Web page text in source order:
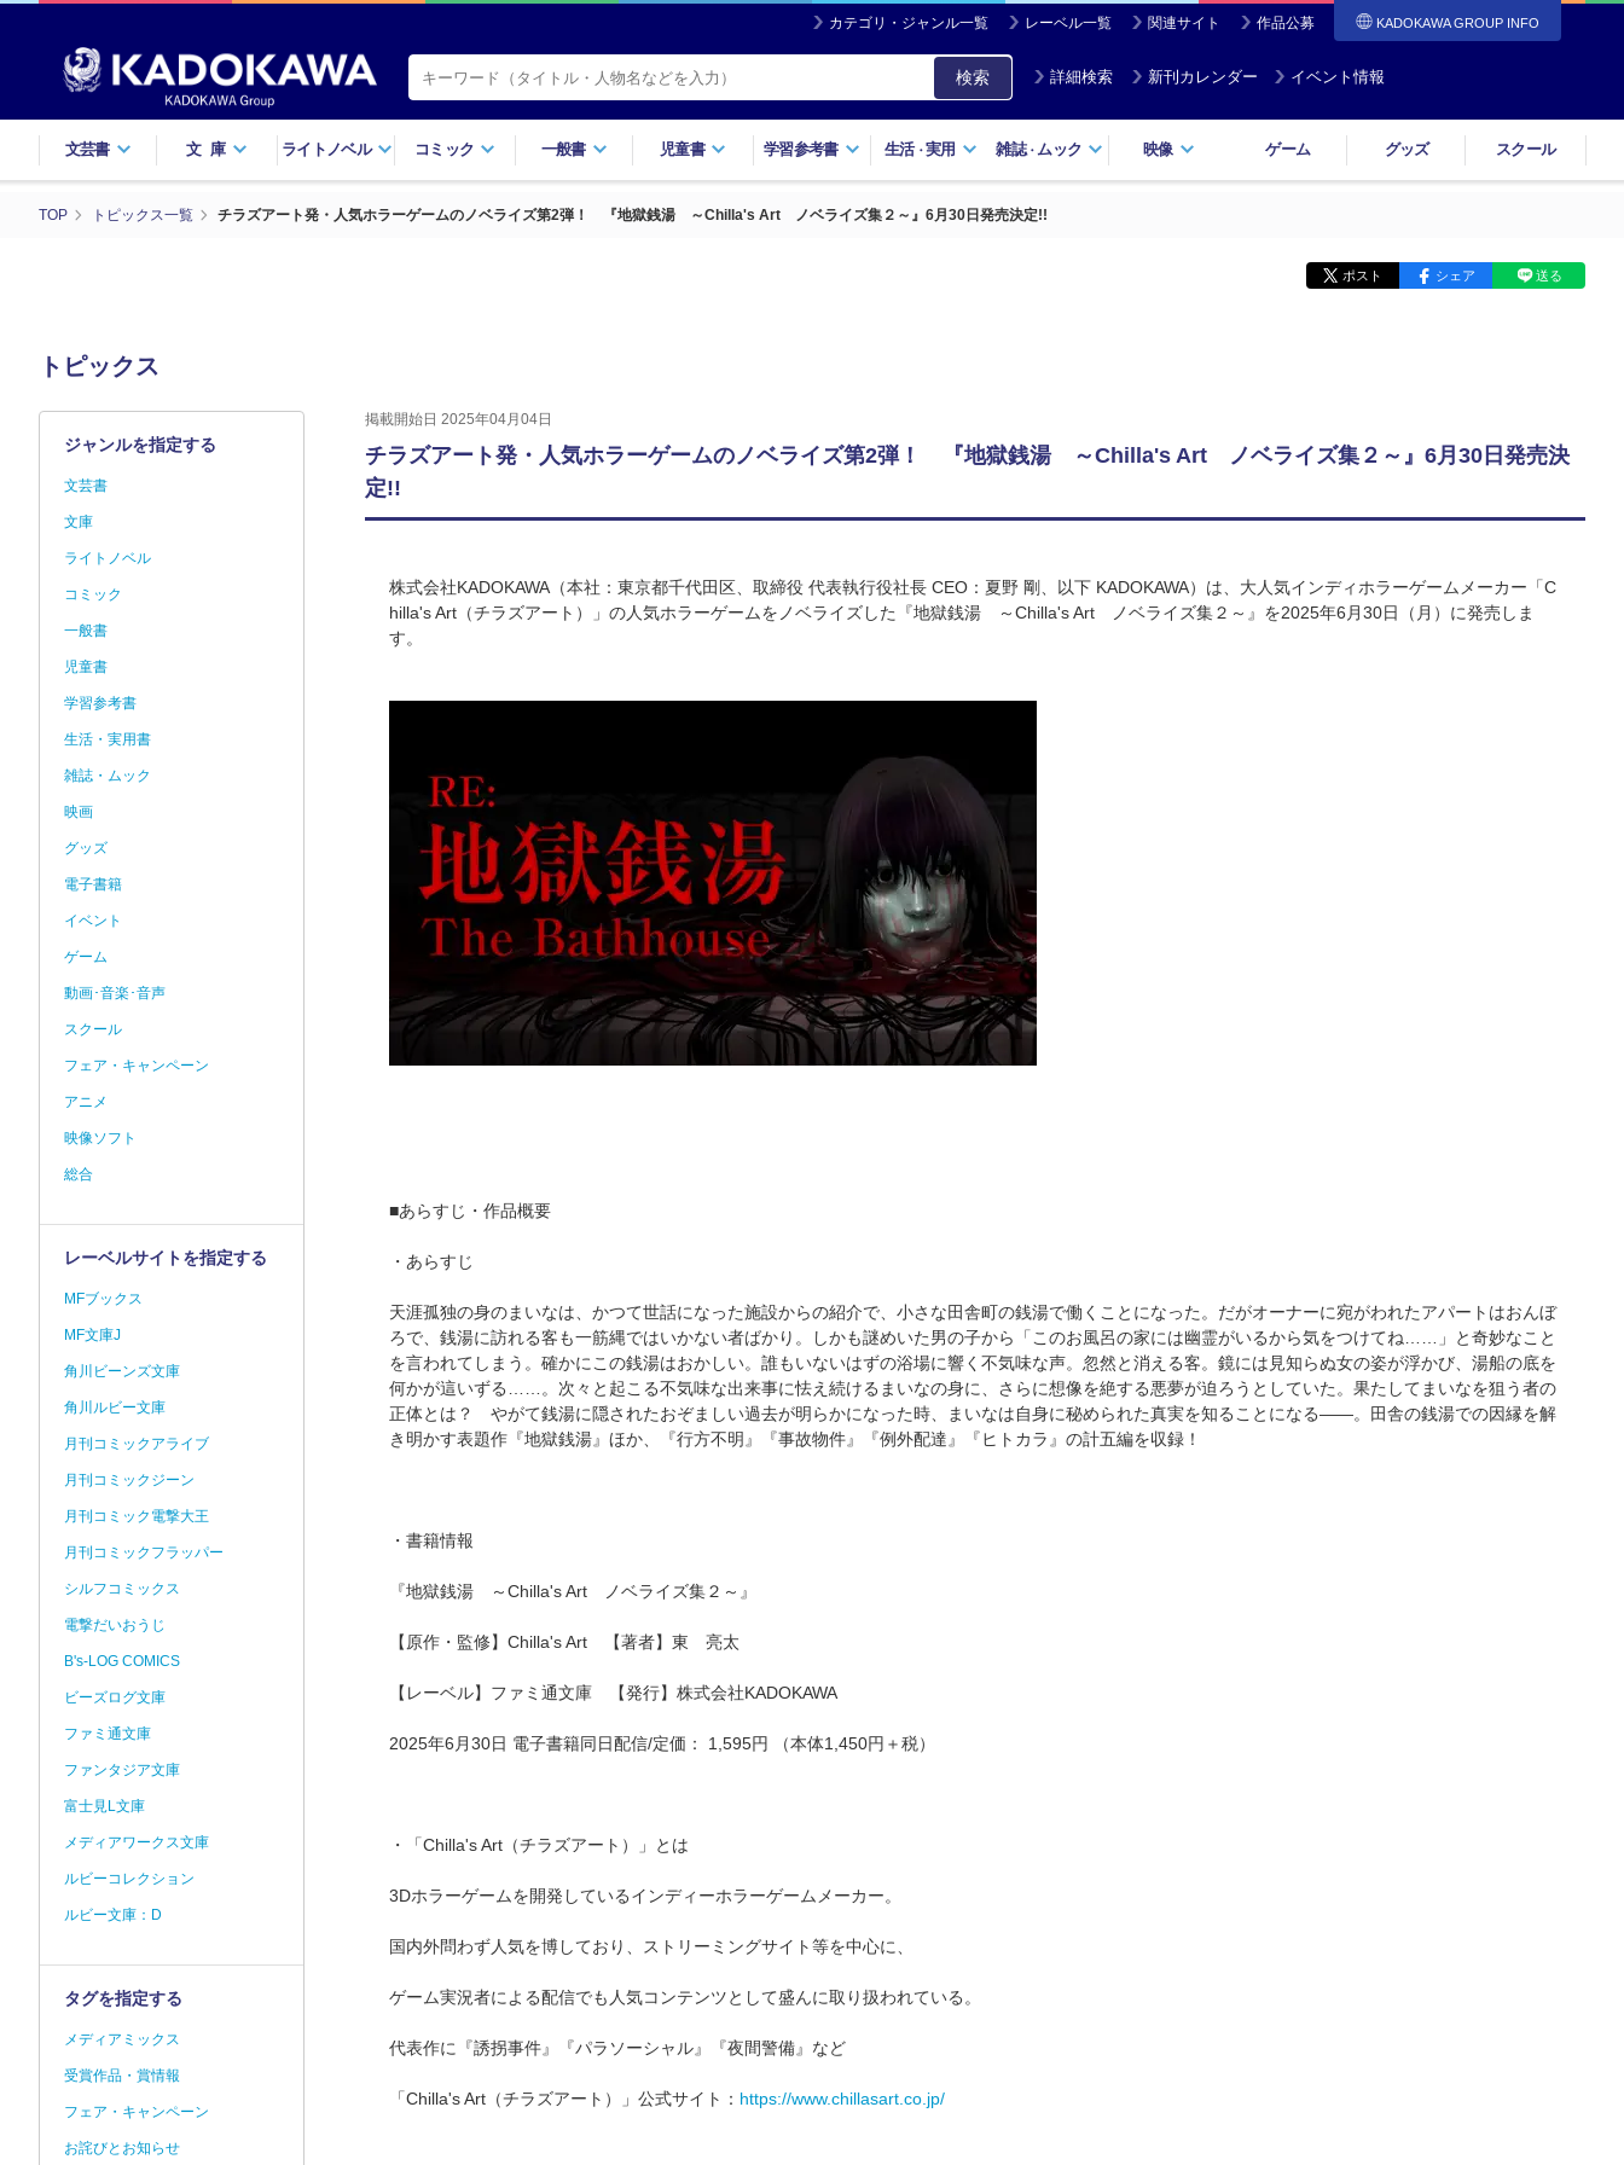
カテゴリ・ジャンル一覧 レーベル一覧 関連サイト 作品公募 KADOKAWA GROUP INFO
検索 詳細検索 新刊カレンダー イベント情報
文芸書 文庫 ライトノベル コミック 一般書 児童書 学習参考書 生活・実用 雑誌・ ムック 映像 ゲーム グッズ スクール
TOP トピックス一覧 チラズアート発・人気ホラーゲームのノベライズ第2弾！ 『地獄銭湯 ～Chilla's Art ノベライズ集２～』6月30日発売決定!!
ポスト シェア 送る
トピックス
掲載開始日 2025年04月04日
チラズアート発・人気ホラーゲームのノベライズ第2弾！ 『地獄銭湯 ～Chilla's Art ノベライズ集２～』6月30日発売決
定!!
株式会社KADOKAWA（本社：東京都千代田区、取締役 代表執行役社長 CEO：夏野 剛、以下 KADOKAWA）は、大人気インディホラーゲームメーカー「C
hilla's Art（チラズアート）」の人気ホラーゲームをノベライズした『地獄銭湯 ～Chilla's Art ノベライズ集２～』を2025年6月30日（月）に発売しま
す。
■あらすじ・作品概要
・あらすじ
天涯孤独の身のまいなは、かつて世話になった施設からの紹介で、小さな田舎町の銭湯で働くことになった。だがオーナーに宛がわれたアパートはおんぼ
ろで、銭湯に訪れる客も一筋縄ではいかない者ばかり。しかも謎めいた男の子から「このお風呂の家には幽霊がいるから気をつけてね……」と奇妙なこと
を言われてしまう。確かにこの銭湯はおかしい。誰もいないはずの浴場に響く不気味な声。忽然と消える客。鏡には見知らぬ女の姿が浮かび、湯船の底を
何かが這いずる……。次々と起こる不気味な出来事に怯え続けるまいなの身に、さらに想像を絶する悪夢が迫ろうとしていた。果たしてまいなを狙う者の
正体とは？ やがて銭湯に隠されたおぞましい過去が明らかになった時、まいなは自身に秘められた真実を知ることになる――。田舎の銭湯での因縁を解
き明かす表題作『地獄銭湯』ほか、『行方不明』『事故物件』『例外配達』『ヒトカラ』の計五編を収録！
・書籍情報
『地獄銭湯 ～Chilla's Art ノベライズ集２～』
【原作・監修】Chilla's Art 【著者】東 亮太
【レーベル】ファミ通文庫 【発行】株式会社KADOKAWA
2025年6月30日 電子書籍同日配信/定価： 1,595円 （本体1,450円＋税）
・「Chilla's Art（チラズアート）」とは
3Dホラーゲームを開発しているインディーホラーゲームメーカー。
国内外問わず人気を博しており、ストリーミングサイト等を中心に、
ゲーム実況者による配信でも人気コンテンツとして盛んに取り扱われている。
代表作に『誘拐事件』『パラソーシャル』『夜間警備』など
「Chilla's Art（チラズアート）」公式サイト： https://www.chillasart.co.jp/
ジャンルを指定する
文芸書
文庫
ライトノベル
コミック
一般書
児童書
学習参考書
生活・実用書
雑誌・ムック
映画
グッズ
電子書籍
イベント
ゲーム
動画･音楽･音声
スクール
フェア・キャンペーン
アニメ
映像ソフト
総合
レーベルサイトを指定する
MFブックス
MF文庫J
角川ビーンズ文庫
角川ルビー文庫
月刊コミックアライブ
月刊コミックジーン
月刊コミック電撃大王
月刊コミックフラッパー
シルフコミックス
電撃だいおうじ
B's-LOG COMICS
ビーズログ文庫
ファミ通文庫
ファンタジア文庫
富士見L文庫
メディアワークス文庫
ルビーコレクション
ルビー文庫：D
タグを指定する
メディアミックス
受賞作品・賞情報
フェア・キャンペーン
お詫びとお知らせ